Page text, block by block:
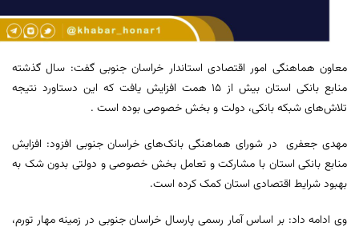
معاون هماهنگی امور اقتصادی استاندار خراسان جنوبی گفت: سال گذشته
منابع بانکی استان بیش از ۱۵ همت افزایش یافت که این دستاورد نتیجه
تلاش‌های شبکه بانکی، دولت و بخش خصوصی بوده است .
مهدی جعفری در شورای هماهنگی بانک‌های خراسان جنوبی افزود: افزایش
منابع بانکی استان با مشارکت و تعامل بخش خصوصی و دولتی بدون شک به
بهبود شرایط اقتصادی استان کمک کرده است.
وی ادامه داد: بر اساس آمار رسمی پارسال خراسان جنوبی در زمینه مهار تورم،